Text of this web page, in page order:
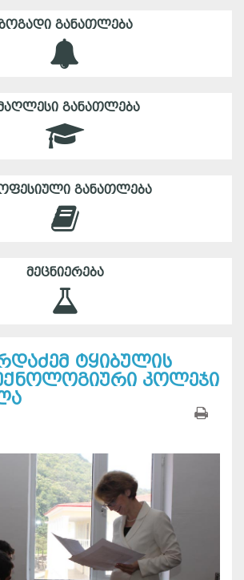
ᲒᲐᲜᲐᲗᲚᲔᲑᲐ
ᲒᲐᲜᲐᲗᲚᲔᲑᲐ
ᲒᲐᲜᲐᲗᲚᲔᲑᲐ
ᲛᲔᲪᲜᲘᲔᲠᲔᲑᲐ
ტყიბულის
კოლეჯი